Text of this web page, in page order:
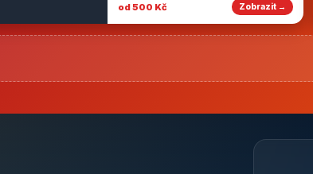
od 500 Kč Zobrazit →